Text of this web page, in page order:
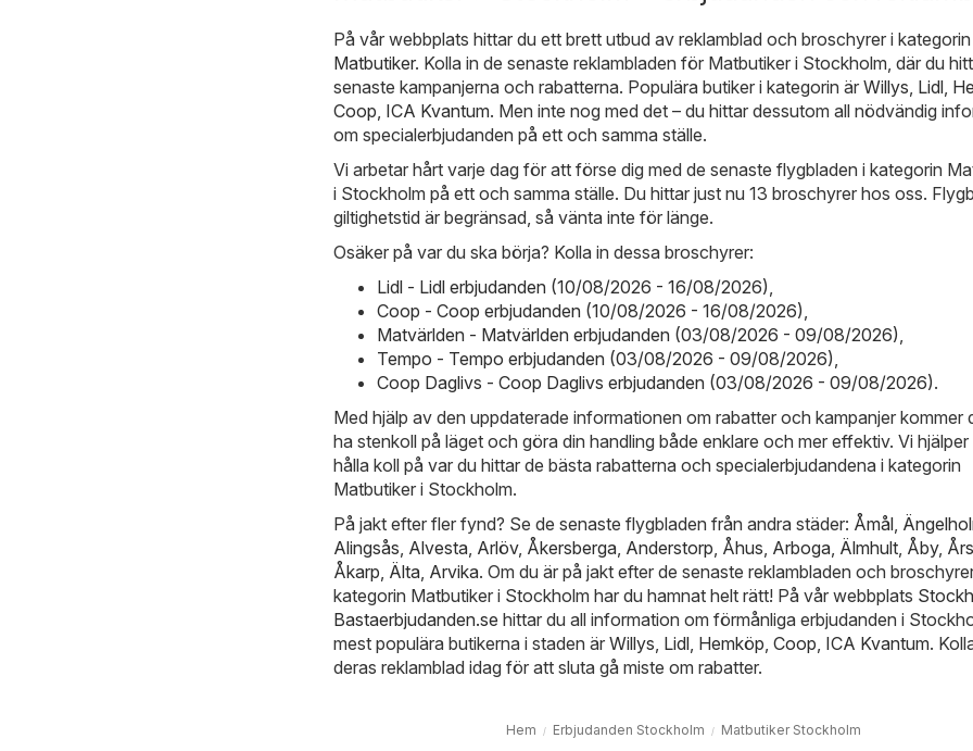
På vår webbplats hittar du ett brett utbud av reklamblad och broschyrer i kategorin
Matbutiker. Kolla in de senaste reklambladen för Matbutiker i Stockholm, där du
senaste kampanjerna och rabatterna. Populära butiker i kategorin är Willys Lidl
Coop ICA Kvantum. Men inte nog med det – du hittar dessutom all nödvändig
om specialerbjudanden på ett och samma ställe.
Vi arbetar hårt varje dag för att förse dig med de senaste flygbladen i kategorin
i Stockholm på ett och samma ställe. Du hittar just nu 13 broschyrer hos oss.
giltighetstid är begränsad, så vänta inte för länge.
Osäker på var du ska börja? Kolla in dessa broschyrer:
Lidl - Lidl erbjudanden (10/08/2026 - 16/08/2026)
Coop - Coop erbjudanden (10/08/2026 - 16/08/2026)
Matvärlden - Matvärlden erbjudanden (03/08/2026 - 09/08/2026)
Tempo - Tempo erbjudanden (03/08/2026 - 09/08/2026)
Coop Daglivs - Coop Daglivs erbjudanden (03/08/2026 - 09/08/2026).
Med hjälp av den uppdaterade informationen om rabatter och kampanjer kommer
ha stenkoll på läget och göra din handling både enklare och mer effektiv. Vi
hålla koll på var du hittar de bästa rabatterna och specialerbjudandena i kategorin
Matbutiker i Stockholm.
På jakt efter fler fynd? Se de senaste flygbladen från andra städer: Åmål
Alingsås Alvesta Arlöv, Åkersberga Anderstorp Åhus Arboga Älmhult Åby,
Åkarp Älta Arvika. Om du är på jakt efter de senaste reklambladen och
kategorin Matbutiker i Stockholm har du hamnat helt rätt! På vår webbplats
Bastaerbjudanden.se hittar du all information om förmånliga erbjudanden i
mest populära butikerna i staden är Willys Lidl Hemköp Coop ICA Kvantum.
deras reklamblad idag för att sluta gå miste om rabatter.
Hem Erbjudanden Stockholm Matbutiker Stockholm